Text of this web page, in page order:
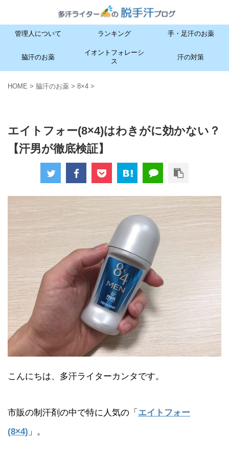
管理人について ランキング 手・足汗のお薬
脇汗のお薬
イオントフォレーシ
ス
汗の対策
HOME > 脇汗のお薬 > 8×4 >
エイトフォー(8×4)はわきがに効かない？
【汗男が徹底検証】
こんにちは、多汗ライターカンタです。
市販の制汗剤の中で特に人気の「 エイトフォー
(8×4) 」。